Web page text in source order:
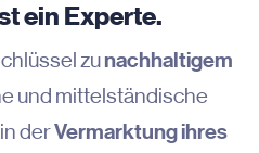
ein Experte.
zunachhaltigem
und mittelständische
derVermarktung ihres